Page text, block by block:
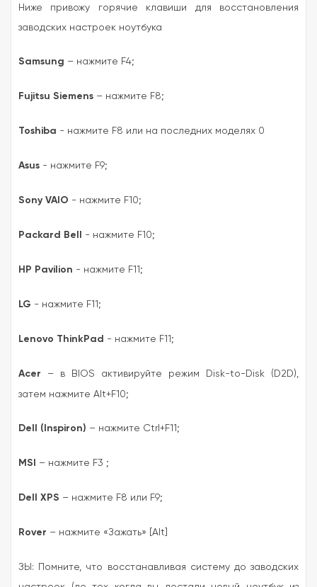
Ниже привожу горячие клавиши для восстановления
заводских настроек ноутбука
Samsung – нажмите F4;
Fujitsu Siemens – нажмите F8;
Toshiba - нажмите F8 или на последних моделях 0
Asus - нажмите F9;
Sony VAIO - нажмите F10;
Packard Bell - нажмите F10;
HP Pavilion - нажмите F11;
LG - нажмите F11;
Lenovo ThinkPad - нажмите F11;
Acer – в BIOS активируйте режим Disk-to-Disk (D2D),
затем нажмите Alt+F10;
Dell (Inspiron) – нажмите Ctrl+F11;
MSI – нажмите F3 ;
Dell XPS – нажмите F8 или F9;
Rover – нажмите «Зажать» [Alt]
ЗЫ: Помните, что восстанавливая систему до заводских